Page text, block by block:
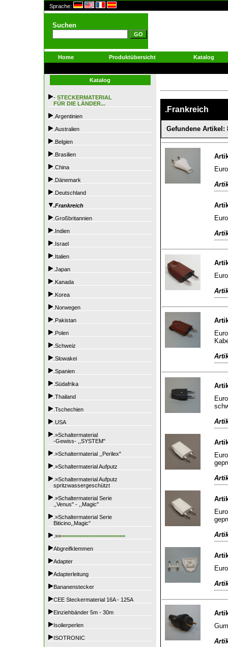
Sprache:
Suchen
Home Produktübersicht Katalog
Katalog
- STECKERMATERIAL
FÜR DIE LÄNDER...
.Argentinien
.Australien
.Belgien
.Brasilien
.China
.Dänemark
.Deutschland
.Frankreich
.Großbritannien
.Indien
.Israel
.Italien
.Japan
.Kanada
.Korea
.Norwegen
.Pakistan
.Polen
.Schweiz
.Slowakei
.Spanien
.Südafrika
.Thailand
.Tschechien
.USA
.»Schaltermaterial
-Gewiss- ,,SYSTEM"
.»Schaltermaterial ,,Perilex"
.»Schaltermaterial Aufputz
.»Schaltermaterial Aufputz
spritzwassergeschützt
.»Schaltermaterial Serie
,,Venus" - ,,Magic"
.»Schaltermaterial Serie
Biticino,,Magic"
.»»=====================
Abgreifklemmen
Adapter
Adapterleitung
Bananenstecker
CEE Steckermaterial 16A - 125A
Einziehbänder 5m - 30m
Isolierperlen
ISOTRONIC
.Frankreich
Gefundene Artikel: